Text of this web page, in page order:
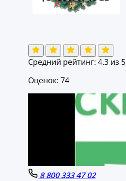
Средний рейтинг: 4.3 из 5
Оценок: 74
8 800 333 47 02